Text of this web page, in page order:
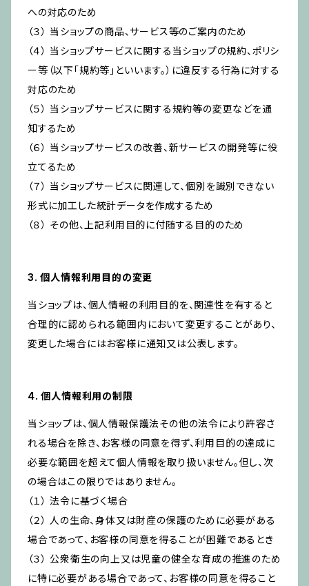
への対応のため
（３） 当ショップの商品、サービス等のご案内のため
（４） 当ショップサービスに関する当ショップの規約、ポリシ
ー等（以下「規約等」といいます。）に違反する行為に対する
対応のため
（５） 当ショップサービスに関する規約等の変更などを通
知するため
（６） 当ショップサービスの改善、新サービスの開発等に役
立てるため
（７） 当ショップサービスに関連して、個別を識別できない
形式に加工した統計データを作成するため
（８） その他、上記利用目的に付随する目的のため
3. 個人情報利用目的の変更
当ショップは、個人情報の利用目的を、関連性を有すると
合理的に認められる範囲内において変更することがあり、
変更した場合にはお客様に通知又は公表します。
4. 個人情報利用の制限
当ショップは、個人情報保護法その他の法令により許容さ
れる場合を除き、お客様の同意を得ず、利用目的の達成に
必要な範囲を超えて個人情報を取り扱いません。但し、次
の場合はこの限りではありません。
（１） 法令に基づく場合
（２） 人の生命、身体又は財産の保護のために必要がある
場合であって、お客様の同意を得ることが困難であるとき
（３） 公衆衛生の向上又は児童の健全な育成の推進のため
に特に必要がある場合であって、お客様の同意を得ること